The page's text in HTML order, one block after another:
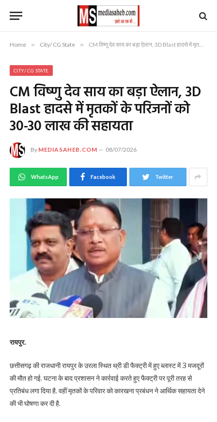
Home » City/ CG State » CM विष्णु देव साय का बड़ा ऐलान, 3D Blast हादसे में मृतकों के परिजनों को ₹30-30 लाख की सहायता
CITY/ CG STATE
CM विष्णु देव साय का बड़ा ऐलान, 3D
Blast हादसे में मृतकों के परिजनों को
₹30-30 लाख की सहायता
By MEDIASAHEB.COM 08/07/2026
WhatsApp Facebook Twitter
रायपुर.
छत्तीसगढ़ की राजधानी रायपुर के उरला स्थित थ्री डी फैक्ट्री में हुए ब्लास्ट में 3 मजदूरों
की मौत हो गई. घटना के बाद प्रशासन ने कार्रवाई करते हुए फैक्ट्री पर पूरी तरह से
प्रतिबंध लगा दिया है. वहीं मृतकों के परिवार को कारखना प्रबंधन ने आर्थिक सहायता देने
की भी घोषणा कर दी है.